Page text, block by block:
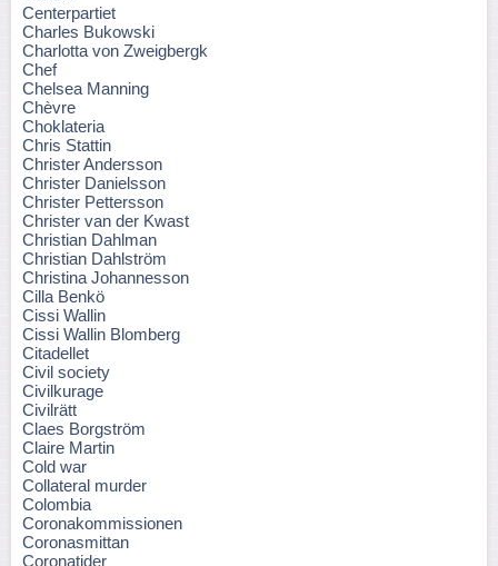
Centerpartiet
Charles Bukowski
Charlotta von Zweigbergk
Chef
Chelsea Manning
Chèvre
Choklateria
Chris Stattin
Christer Andersson
Christer Danielsson
Christer Pettersson
Christer van der Kwast
Christian Dahlman
Christian Dahlström
Christina Johannesson
Cilla Benkö
Cissi Wallin
Cissi Wallin Blomberg
Citadellet
Civil society
Civilkurage
Civilrätt
Claes Borgström
Claire Martin
Cold war
Collateral murder
Colombia
Coronakommissionen
Coronasmittan
Coronatider